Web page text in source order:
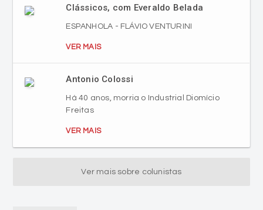
Clássicos, com Everaldo Belada
ESPANHOLA - FLÁVIO VENTURINI
VER MAIS
Antonio Colossi
Há 40 anos, morria o Industrial Diomício
Freitas
VER MAIS
Ver mais sobre colunistas